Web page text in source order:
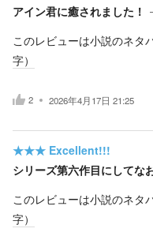
アイン君に癒されました！
このレビューは小説のネタ
字）
2 2026年4月17日 21:25
★★★ Excellent!!!
シリーズ第六作目にしてな
このレビューは小説のネタ
字）